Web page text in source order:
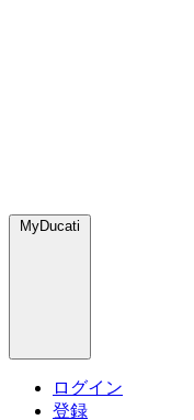
MyDucati
ログイン
登録